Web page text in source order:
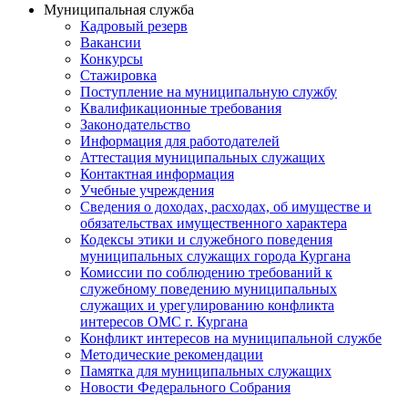
Муниципальная служба
Кадровый резерв
Вакансии
Конкурсы
Стажировка
Поступление на муниципальную службу
Квалификационные требования
Законодательство
Информация для работодателей
Аттестация муниципальных служащих
Контактная информация
Учебные учреждения
Сведения о доходах, расходах, об имуществе и
обязательствах имущественного характера
Кодексы этики и служебного поведения
муниципальных служащих города Кургана
Комиссии по соблюдению требований к
служебному поведению муниципальных
служащих и урегулированию конфликта
интересов ОМС г. Кургана
Конфликт интересов на муниципальной службе
Методические рекомендации
Памятка для муниципальных служащих
Новости Федерального Cобрания